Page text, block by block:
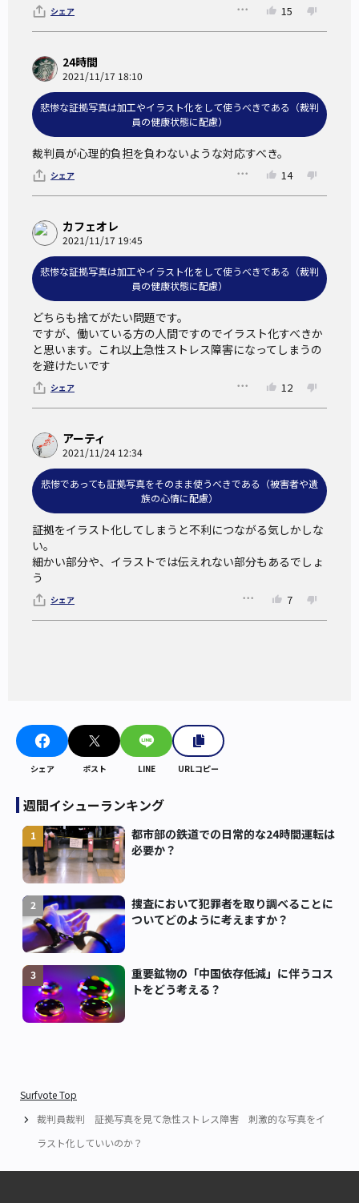
判断を示した。
この判決以降、裁判所は遺体の写真など「刺激証拠」の採用
検察の危機感
刑事訴訟法が掲げる法の目的は「事案の真相究明」である。
最も証明力の高い証拠が使われないのは、被害者や遺族の心
問題となるのは、証拠写真とイラストでは、事件に対する印
象が大幅に変わってしまうことがあるということだ。
加工写真は悲惨さを減殺させる点で被告に有利になるとされ
る。
例えば、殺人事件で被告人の殺意の有無が裁判において争点
となった場合、基本的には殺傷部位がどのような凶器でどの
程度の深さで、何回刺されたのか、などが審理の中心とな
る。
その際、遺体の殺傷部位の写真を見て、裁判員らは殺意の有
無について判断を下すことになるが、これがイラスト化され
ると傷の大きさや生々しさが伝わりにくくなると同時に、証
拠による事実認定という刑事裁判の鉄則を破りかねないとも
いわれる。
悲惨さこそが公正な裁判にとって重要ではある
が・・・
裁判員の心理的負担を減らそうとイラストで立証する手法は
定着しているが、公正かつ妥当な判決を導くべく証拠写真を
ラストを用いることを許容するか、現在も意見の対立が見ら
れる。
シェア 15
24時間
2021/11/17 18:10
悲惨な証拠写真は加工やイラスト化をして使うべきである（裁判
員の健康状態に配慮）
裁判員が心理的負担を負わないような対応すべき。
シェア 14
カフェオレ
2021/11/17 19:45
悲惨な証拠写真は加工やイラスト化をして使うべきである（裁判
員の健康状態に配慮）
どちらも捨てがたい問題です。
ですが、働いている方の人間ですのでイラスト化すべきか
と思います。これ以上急性ストレス障害になってしまうの
を避けたいです
シェア 12
アーティ
2021/11/24 12:34
悲惨であっても証拠写真をそのまま使うべきである（被害者や遺
族の心情に配慮）
証拠をイラスト化してしまうと不利につながる気しかしな
い。
細かい部分や、イラストでは伝えれない部分もあるでしょ
う
シェア 7
シェア ポスト LINE URLコピー
週間イシューランキング
1
都市部の鉄道での日常的な24時間運転は
必要か？
2
捜査において犯罪者を取り調べることに
ついてどのように考えますか？
3
重要鉱物の「中国依存低減」に伴うコス
トをどう考える？
Surfvote Top
裁判員裁判 証拠写真を見て急性ストレス障害 刺激的な写真をイ
ラスト化していいのか？